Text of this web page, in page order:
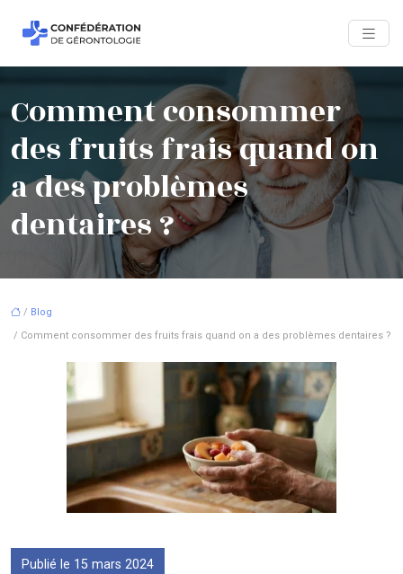
Comment consommer
des fruits frais quand on
a des problèmes
dentaires ?
/ Blog
/ Comment consommer des fruits frais quand on a des problèmes dentaires ?
Publié le 15 mars 2024